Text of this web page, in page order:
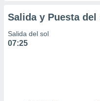
Salida y Puesta del
Salida del sol
07:25